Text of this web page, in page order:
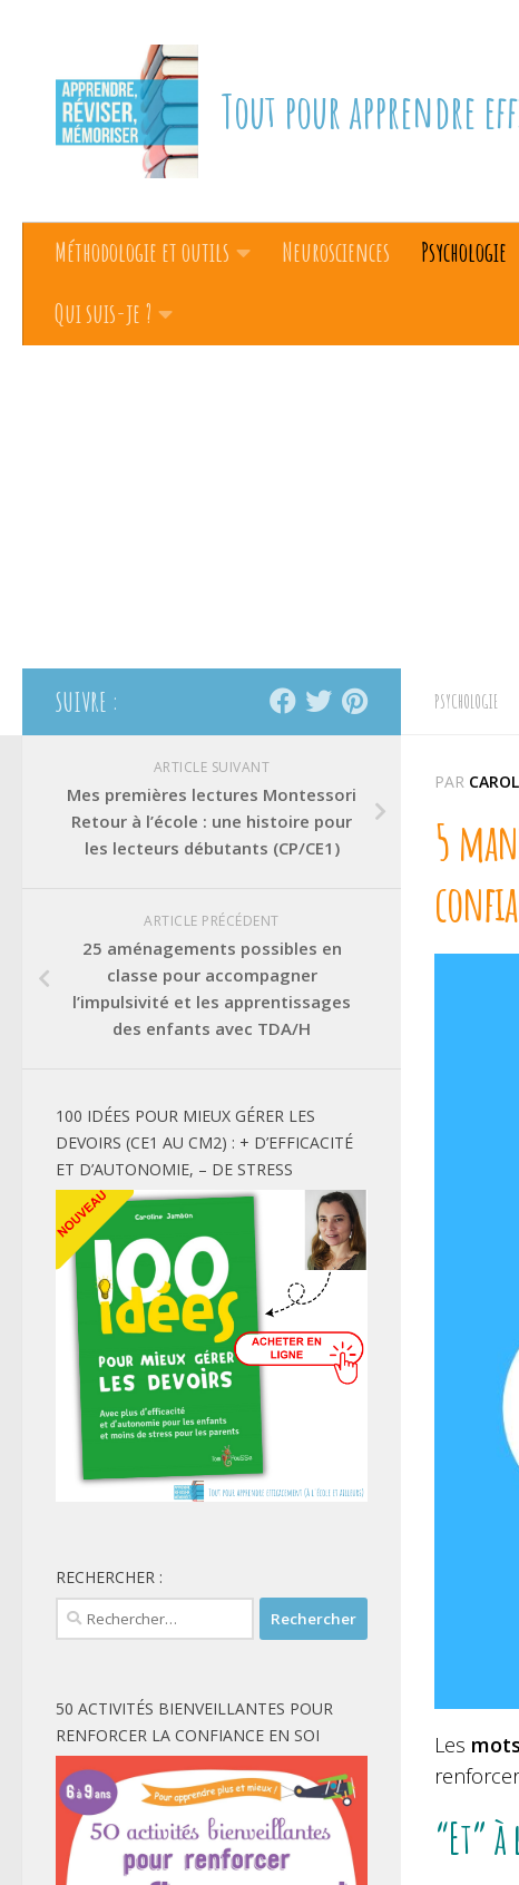
Tout pour apprendre
Méthodologie et outils Neurosciences Psychologie
Qui suis-je ?
PSYCHOLOGIE
PAR
5
Les mots
“Et”
SUIVRE :
ARTICLE SUIVANT
Mes premières lectures Montessori
Retour à l’école : une histoire pour
les lecteurs débutants (CP/CE1)
ARTICLE PRÉCÉDENT
25 aménagements possibles en
classe pour accompagner
l’impulsivité et les apprentissages
des enfants avec TDA/H
100 IDÉES POUR MIEUX GÉRER LES
DEVOIRS (CE1 AU CM2) : + D’EFFICACITÉ
ET D’AUTONOMIE, – DE STRESS
RECHERCHER :
Rechercher :
50 ACTIVITÉS BIENVEILLANTES POUR
RENFORCER LA CONFIANCE EN SOI